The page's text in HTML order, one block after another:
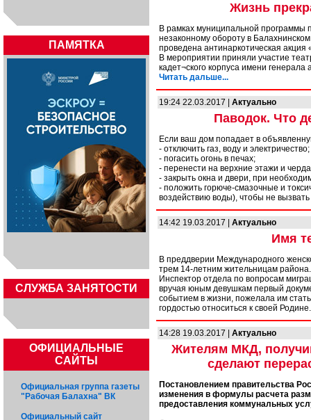
ПАМЯТКА
CЛУЖБА ЗАНЯТОСТИ
ОФИЦИАЛЬНЫЕ
САЙТЫ
Официальная группа газеты
"Рабочая Балахна" ВК
Официальный сайт
Жизнь
В рамках муниципальной программы
незаконному обороту в
проведена антинаркотическая
В мероприятии приняли участие
кадет¬ского корпуса имени
Читать дальше...
19:24 22.03.2017 | Актуально
Паводок. Что
Если ваш дом попадает в
- отключить газ, воду и электричество;
- погасить огонь в печах;
- перенести на верхние этажи и
- закрыть окна и двери, при
- положить горюче-смазочные и
воздействию воды), чтобы не
14:42 19.03.2017 | Актуально
Имя
В преддверии Международного
трем 14-летним жительницам района.
Инспектор отдела по вопросам
вручая юным девушкам первый
событием в жизни, пожелала им
гордостью относиться к своей
14:28 19.03.2017 | Актуально
Жителям МКД,
сделают
Постановлением правительства
изменения в формулы расчета
предоставления коммунальных